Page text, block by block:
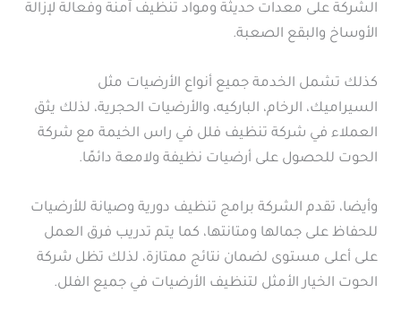
الشركة على معدات حديثة ومواد تنظيف آمنة وفعالة لإزالة
الأوساخ والبقع الصعبة.
كذلك تشمل الخدمة جميع أنواع الأرضيات مثل
السيراميك، الرخام، الباركيه، والأرضيات الحجرية، لذلك يثق
العملاء في شركة تنظيف فلل في راس الخيمة مع شركة
الحوت للحصول على أرضيات نظيفة ولامعة دائمًا.
وأيضا، تقدم الشركة برامج تنظيف دورية وصيانة للأرضيات
للحفاظ على جمالها ومتانتها، كما يتم تدريب فرق العمل
على أعلى مستوى لضمان نتائج ممتازة، لذلك تظل شركة
الحوت الخيار الأمثل لتنظيف الأرضيات في جميع الفلل.